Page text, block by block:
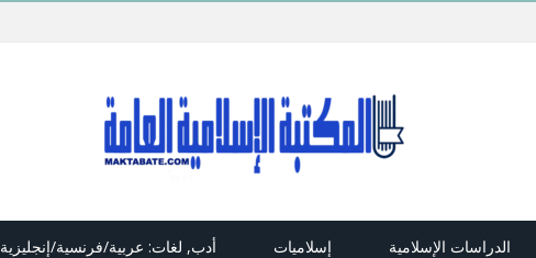
الدراسات الإسلامية إسلاميات أدب, لغات: عربية/فرنسية/إنجليزية